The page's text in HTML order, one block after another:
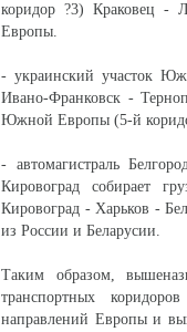
коридор ?3) Краковец -
Европы.
- украинский участок
Ивано-Франковск -
Южной Европы (5-й
- автомагистраль
Кировоград собирает
Кировоград - Харьков -
из России и Беларусии.
Таким образом,
транспортных
направлений Европы и